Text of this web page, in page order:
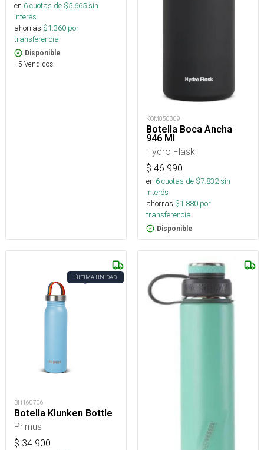
en 6cuotas de $5.665sin
interés
ahorras $1.360 por
transferencia.
Disponible
+5 Vendidos
KOM050309
Botella Boca Ancha
946 Ml
Hydro Flask
$ 46.990
en 6cuotas de $7.832sin
interés
ahorras $1.880 por
transferencia.
Disponible
ÚLTIMA UNIDAD
BH160706
Botella Klunken Bottle
Primus
$ 34.900